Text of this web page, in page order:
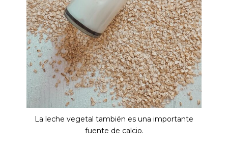
La leche vegetal también es una importante
fuente de calcio.